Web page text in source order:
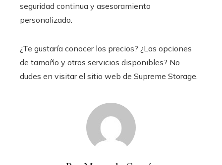
seguridad continua y asesoramiento
personalizado.
¿Te gustaría conocer los precios? ¿Las opciones
de tamaño y otros servicios disponibles? No
dudes en visitar el sitio web de Supreme Storage.